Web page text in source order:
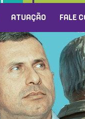
ATUAÇÃO FALE